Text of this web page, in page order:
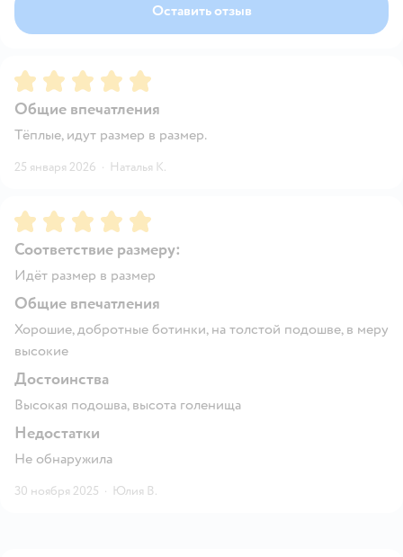
Оставить отзыв
Рейтинг:5
Общие впечатления
Тёплые, идут размер в размер.
25 января 2026 · Наталья К.
Рейтинг:5
Соответствие размеру:
Идёт размер в размер
Общие впечатления
Хорошие, добротные ботинки, на толстой подошве, в меру
высокие
Достоинства
Высокая подошва, высота голенища
Недостатки
Не обнаружила
30 ноября 2025 · Юлия В.